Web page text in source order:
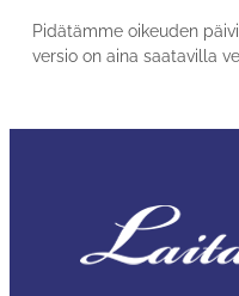
Pidätämme oikeuden
versio on aina saatavilla